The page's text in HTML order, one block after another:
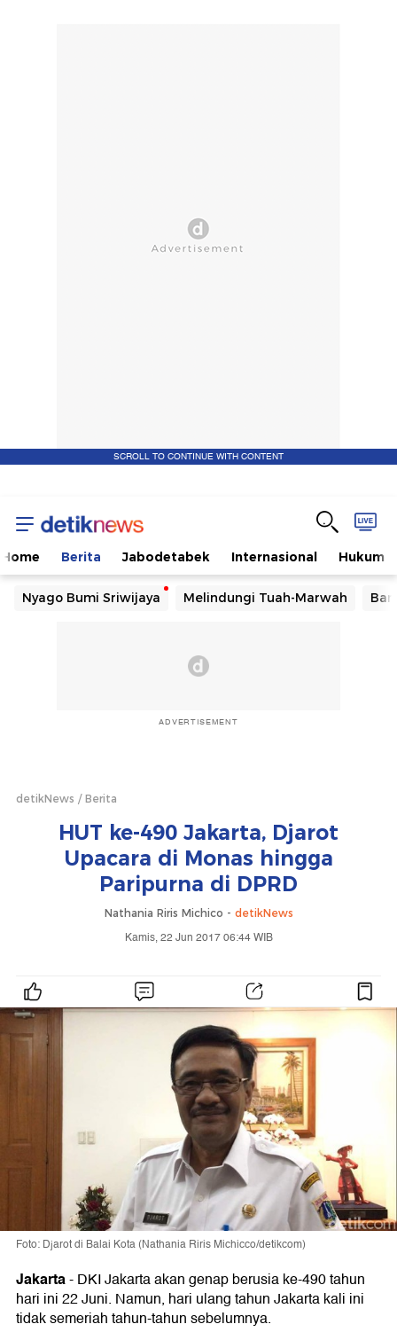
SCROLL TO CONTINUE WITH CONTENT
Home Berita Jabodetabek Internasional Hukum
Nyago Bumi Sriwijaya Melindungi Tuah-Marwah
ADVERTISEMENT
detikNews Berita
HUT ke-490 Jakarta, Djarot
Upacara di Monas hingga
Paripurna di DPRD
Nathania Riris Michico - detikNews
Kamis, 22 Jun 2017 06:44 WIB
Foto: Djarot di Balai Kota (Nathania Riris Michicco/detikcom)
Jakarta-DKI Jakarta akan genap berusia ke-490 tahun
hari ini 22 Juni. Namun, hari ulang tahun Jakarta kali ini
tidak semeriah tahun-tahun sebelumnya.